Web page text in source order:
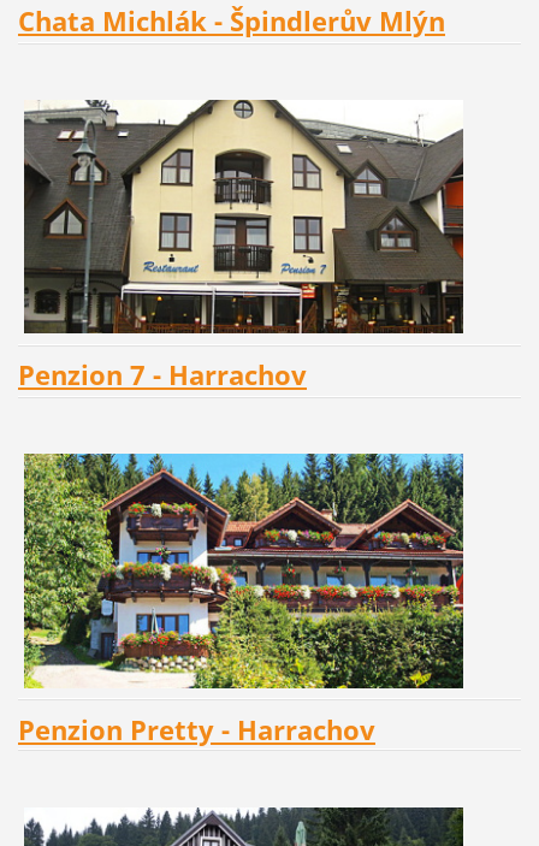
Chata Michlák - Špindlerův Mlýn
Penzion 7 - Harrachov
Penzion Pretty - Harrachov